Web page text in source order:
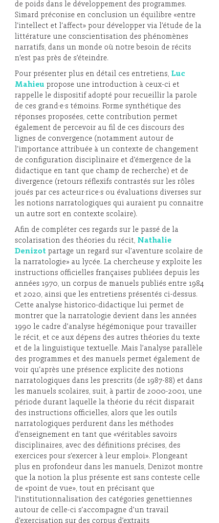
de poids dans le développement des programmes.
Simard préconise en conclusion un équilibre «entre
l’intellect et l’affect» pour développer via l’étude de la
littérature une conscientisation des phénomènes
narratifs, dans un monde où notre besoin de récits
n’est pas près de s’éteindre.
Pour présenter plus en détail ces entretiens, Luc
Mahieu propose une introduction à ceux-ci et
rappelle le dispositif adopté pour recueillir la parole
de ces grand·e·s témoins. Forme synthétique des
réponses proposées, cette contribution permet
également de percevoir au fil de ces discours des
lignes de convergence (notamment autour de
l’importance attribuée à un contexte de changement
de configuration disciplinaire et d’émergence de la
didactique en tant que champ de recherche) et de
divergence (retours réflexifs contrastés sur les rôles
joués par ces acteur·rice·s ou évaluations diverses sur
les notions narratologiques qui auraient pu connaitre
un autre sort en contexte scolaire).
Afin de compléter ces regards sur le passé de la
scolarisation des théories du récit, Nathalie
Denizot partage un regard sur «l’aventure scolaire de
la narratologie» au lycée. La chercheuse y exploite les
instructions officielles françaises publiées depuis les
années 1970, un corpus de manuels publiés entre 1984
et 2020, ainsi que les entretiens présentés ci-dessus.
Cette analyse historico-didactique lui permet de
montrer que la narratologie devient dans les années
1990 le cadre d’analyse hégémonique pour travailler
le récit, et ce aux dépens des autres théories du texte
et de la linguistique textuelle. Mais l’analyse parallèle
des programmes et des manuels permet également de
voir qu’après une présence explicite des notions
narratologiques dans les prescrits (de 1987-88) et dans
les manuels scolaires, suit, à partir de 2000-2001, une
période durant laquelle la théorie du récit disparait
des instructions officielles, alors que les outils
narratologiques perdurent dans les méthodes
d’enseignement en tant que «véritables savoirs
disciplinaires, avec des définitions précises, des
exercices pour s’exercer à leur emploi». Plongeant
plus en profondeur dans les manuels, Denizot montre
que la notion la plus présente est sans conteste celle
de «point de vue», tout en précisant que
l'institutionnalisation des catégories genettiennes
autour de celle-ci s’accompagne d’un travail
d’exercisation sur des corpus d’extraits